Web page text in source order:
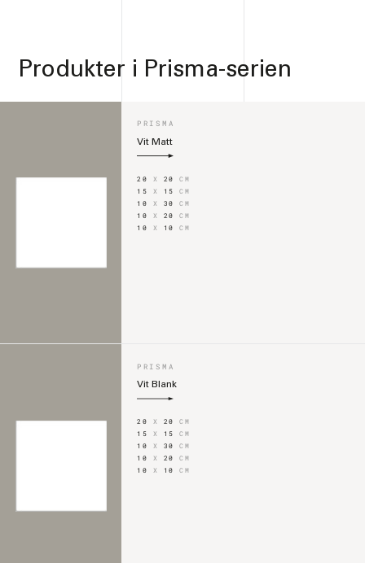
Produkter i Prisma-serien
PRISMA
Vit Matt
20 X 20CM
15 X 15CM
10 X 30CM
10 X 20CM
10 X 10CM
PRISMA
Vit Blank
20 X 20CM
15 X 15CM
10 X 30CM
10 X 20CM
10 X 10CM